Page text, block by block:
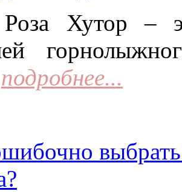
Хутор –
подробнее...